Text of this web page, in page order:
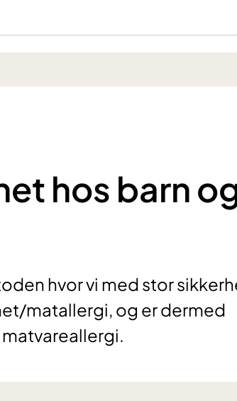
hos barn
hvor vi med stor
matallergi, og er dermed